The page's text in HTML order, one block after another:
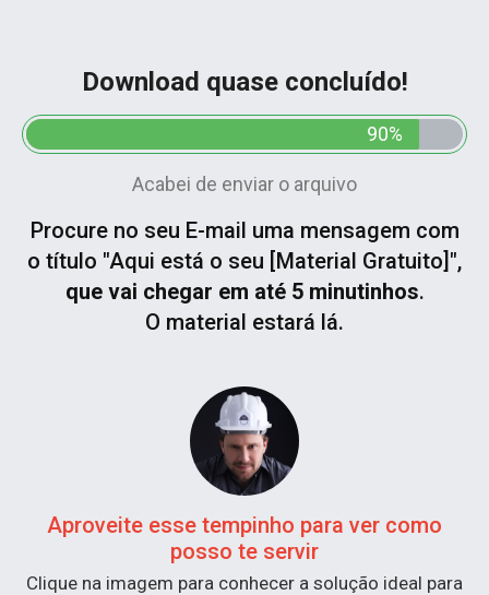
Download quase concluído!
90%
Acabei de enviar o arquivo
Procure no seu E-mail uma mensagem com
o título "Aqui está o seu [Material Gratuito]",
que vai chegar em até 5 minutinhos.
O material estará lá.
Aproveite esse tempinho para ver como
posso te servir
Clique na imagem para conhecer a solução ideal para